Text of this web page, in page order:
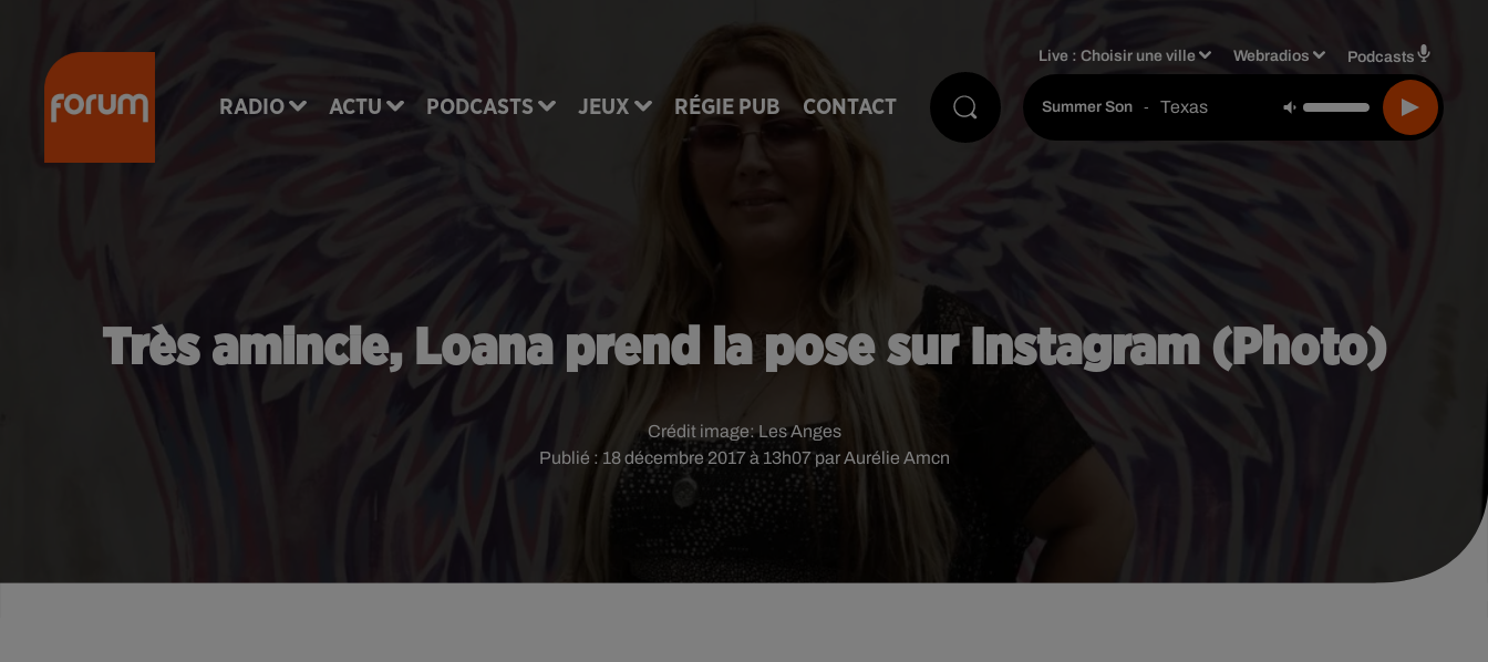
RADIO ACTU PODCASTS JEUX RÉGIE PUB CONTACT
Live :Choisir une ville Webradios Podcasts
Summer Son - Texas
Très amincie, Loana prend la pose sur Instagram (Photo)
Publié : 18 décembre 2017 à 13h07 par Aurélie Amcn
Crédit image:Les Anges